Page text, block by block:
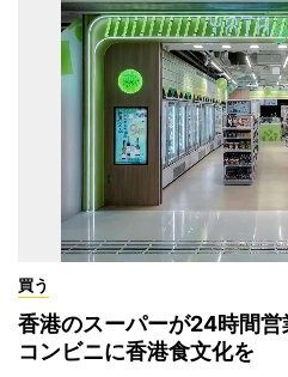
買う
香港のスーパーが24時間
コンビニに香港食文化を